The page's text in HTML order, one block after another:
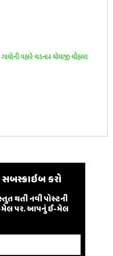
ગાયોની વહારે ચડનાર ઘોઘાજી ચૌહાણ
કરો
થતી નવી પોસ્ટની
પર. આપનું ઈ-મેલ